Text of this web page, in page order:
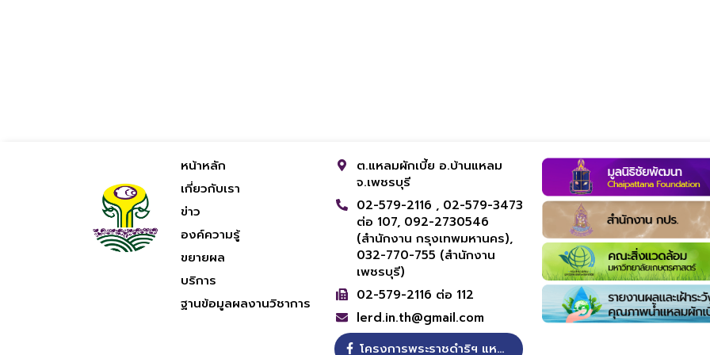
หน้าหลัก
เกี่ยวกับเรา
ข่าว
องค์ความรู้
ขยายผล
บริการ
ฐานข้อมูลผลงานวิชาการ
ต.แหลมผักเบี้ย อ.บ้านแหลม
จ.เพชรบุรี
02-579-2116 , 02-579-3473
ต่อ 107, 092-2730546
(สำนักงาน กรุงเทพมหานคร),
032-770-755 (สำนักงาน
เพชรบุรี)
02-579-2116 ต่อ 112
lerd.in.th@gmail.com
โครงการพระราชดำริฯ แหลมผักเบี้ย